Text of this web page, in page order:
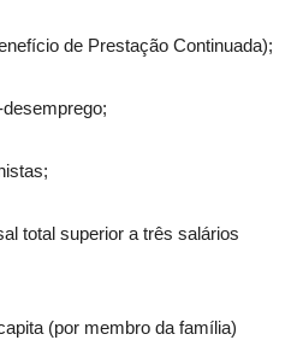
de Prestação Continuada);
desemprego;
total superior a três salários
(por membro da família)